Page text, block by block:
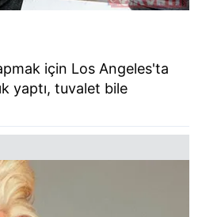
için Los Angeles'ta
yaptı, tuvalet bile